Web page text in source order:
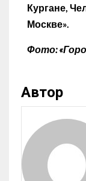
Кургане,
Москве».
Фото:
Автор